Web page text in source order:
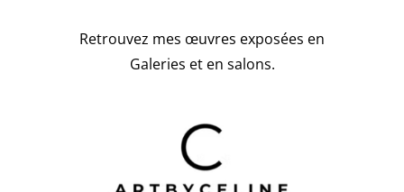
Retrouvez mes œuvres exposées en
Galeries et en salons.